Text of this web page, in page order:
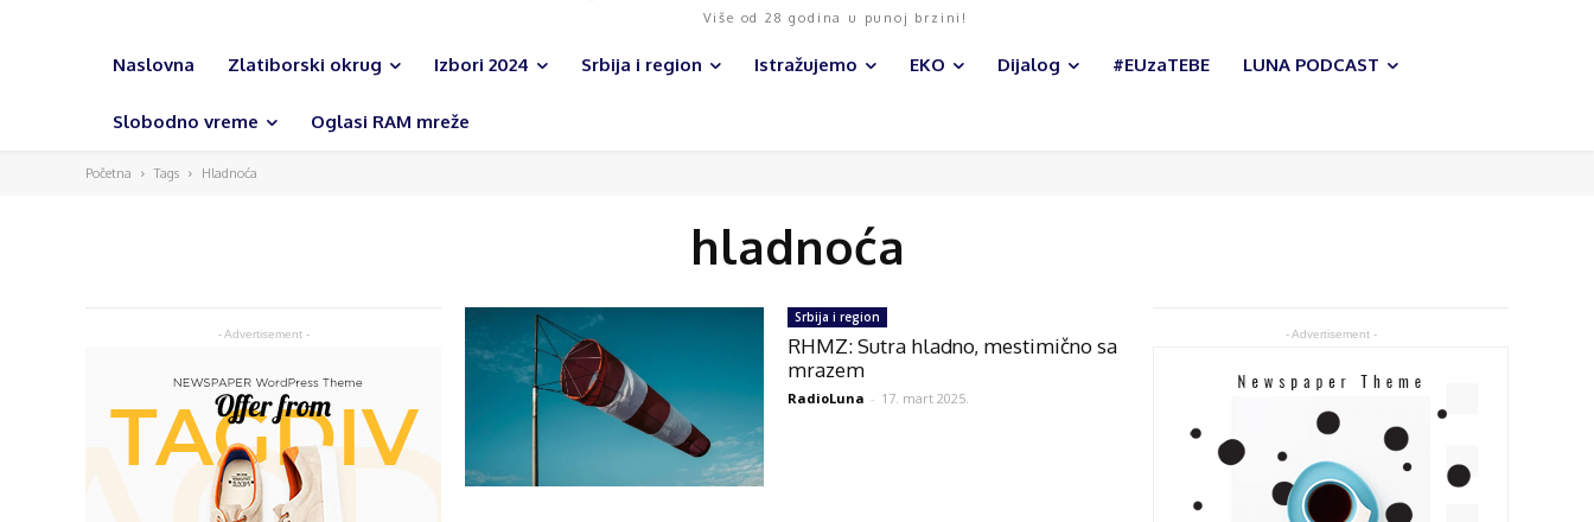
Više od 28 godina u punoj brzini!
Naslovna Zlatiborski okrug Izbori 2024 Srbija i region Istražujemo EKO Dijalog #EUzaTEBE LUNA PODCAST
Slobodno vreme Oglasi RAM mreže
Početna Tags Hladnoća
hladnoća
- Advertisement -
Srbija i region
RHMZ: Sutra hladno, mestimično sa
mrazem
RadioLuna - 17. mart 2025.
- Advertisement -